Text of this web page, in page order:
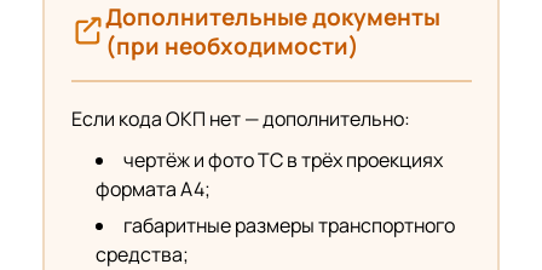
Дополнительные документы
(при необходимости)
Если кода ОКП нет — дополнительно:
чертёж и фото ТС в трёх проекциях
формата А4;
габаритные размеры транспортного
средства;